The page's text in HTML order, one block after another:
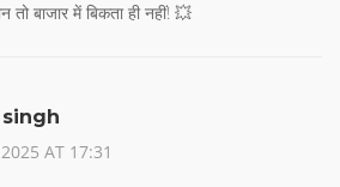
तो बाजार में बिकता ही नहीं! 💥
AT 17:31